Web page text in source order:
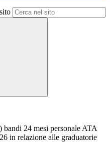
24 mesi personale ATA
in relazione alle graduatorie